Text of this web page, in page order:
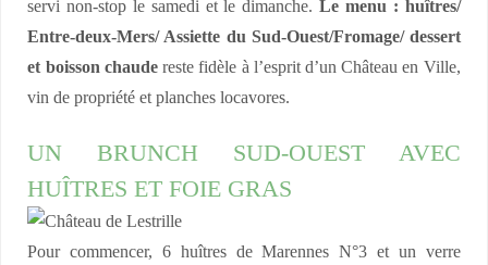
servi non-stop le samedi et le dimanche.Le menu : huîtres/
Entre-deux-Mers/ Assiette du Sud-Ouest/Fromage/ dessert
et boisson chaudereste fidèle à l’esprit d’un Château en Ville,
vin de propriété et planches locavores.
UN BRUNCH SUD-OUEST AVEC
HUÎTRES ET FOIE GRAS
Pour commencer, 6 huîtres de Marennes N°3 et un verre